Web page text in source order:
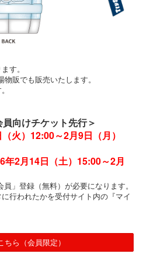
す。
販でも販売いたします。
向けチケット先行＞
火）12:00～2月9日（月）
2月14日（土）15:00～2月
」登録（無料）が必要になります。
行われたかを受付サイト内の『マイ
ちら（会員限定）